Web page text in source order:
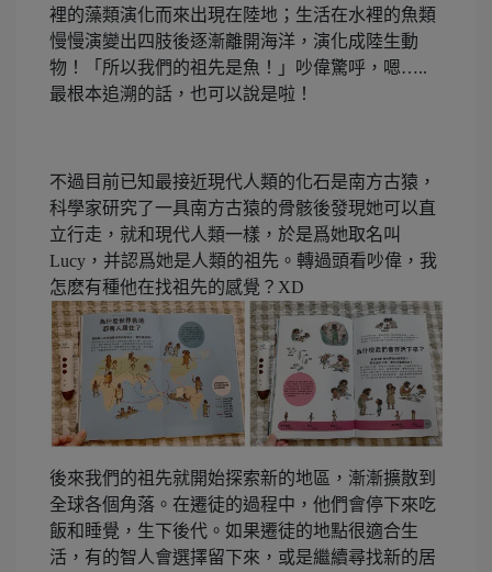
裡的藻類演化而來出現在陸地；生活在水裡的魚類
慢慢演變出四肢後逐漸離開海洋，演化成陸生動
物！「所以我們的祖先是魚！」吵偉驚呼，嗯…..
最根本追溯的話，也可以說是啦！
不過目前已知最接近現代人類的化石是南方古猿，
科學家研究了一具南方古猿的骨骸後發現她可以直
立行走，就和現代人類一樣，於是爲她取名叫
Lucy，并認爲她是人類的祖先。轉過頭看吵偉，我
怎麽有種他在找祖先的感覺？XD
後來我們的祖先就開始探索新的地區，漸漸擴散到
全球各個角落。在遷徒的過程中，他們會停下來吃
飯和睡覺，生下後代。如果遷徒的地點很適合生
活，有的智人會選擇留下來，或是繼續尋找新的居